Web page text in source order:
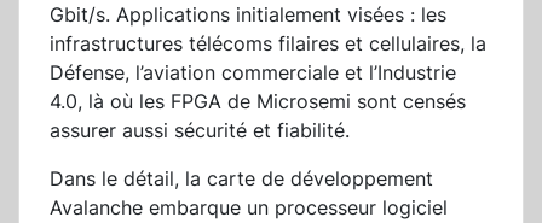
Gbit/s. Applications initialement visées : les
infrastructures télécoms filaires et cellulaires, la
Défense, l’aviation commerciale et l’Industrie
4.0, là où les FPGA de Microsemi sont censés
assurer aussi sécurité et fiabilité.
Dans le détail, la carte de développement
Avalanche embarque un processeur logiciel